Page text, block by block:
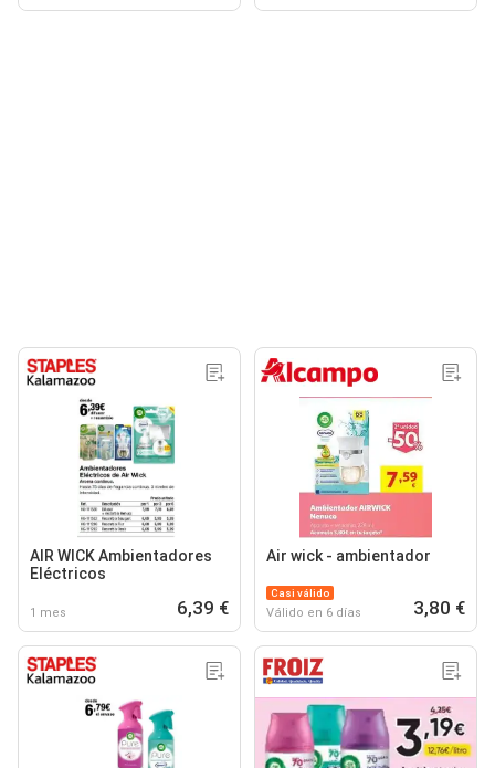
AIR WICK Ambientadores
Eléctricos
1 mes 6,39 €
Air wick - ambientador
Casi válido
Válido en 6 días 3,80 €